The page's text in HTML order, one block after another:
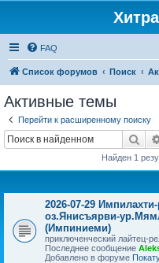
FAQ
Список форумов Поиск
Активные темы
Перейти к расширенному поиску
Найден 1
2026-07-29
оз.Янисъярви-
(Импиниеми)
приключенческий лайтец-
Последнее сообщение
Добавлено в форуме